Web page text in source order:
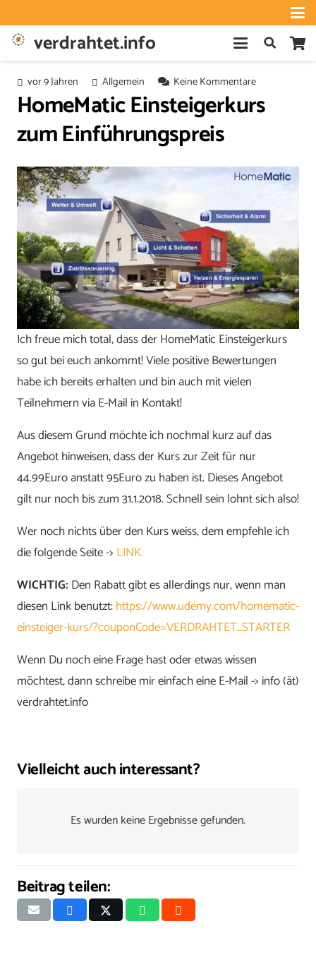
verdrahtet.info
vor 9 Jahren Allgemein Keine Kommentare
HomeMatic Einsteigerkurs
zum Einführungspreis
Ich freue mich total, dass der HomeMatic Einsteigerkurs
so gut bei euch ankommt! Viele positive Bewertungen
habe ich bereits erhalten und bin auch mit vielen
Teilnehmern via E-Mail in Kontakt!
Aus diesem Grund möchte ich nochmal kurz auf das
Angebot hinweisen, dass der Kurs zur Zeit für nur
44.99Euro anstatt 95Euro zu haben ist. Dieses Angebot
gilt nur noch bis zum 31.1.2018. Schnell sein lohnt sich also!
Wer noch nichts über den Kurs weiss, dem empfehle ich
die folgende Seite -> LINK.
WICHTIG: Den Rabatt gibt es allerdings nur, wenn man
diesen Link benutzt:https://www.udemy.com/homematic-
einsteiger-kurs/?couponCode=VERDRAHTET_STARTER
Wenn Du noch eine Frage hast oder etwas wissen
möchtest, dann schreibe mir einfach eine E-Mail -> info (ät)
verdrahtet.info
Vielleicht auch interessant?
Es wurden keine Ergebnisse gefunden.
Beitrag teilen: